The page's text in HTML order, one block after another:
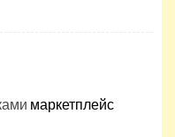
маркетплейс